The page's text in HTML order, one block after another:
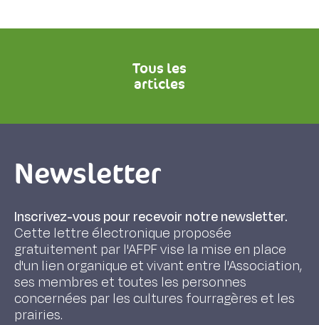
Tous les
articles
Newsletter
Inscrivez-vous pour recevoir notre newsletter.
Cette lettre électronique proposée
gratuitement par l'AFPF vise la mise en place
d'un lien organique et vivant entre l'Association,
ses membres et toutes les personnes
concernées par les cultures fourragères et les
prairies.